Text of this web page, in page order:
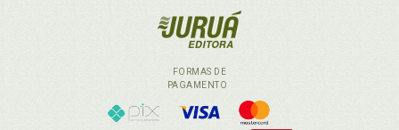
FORMAS DE
PAGAMENTO